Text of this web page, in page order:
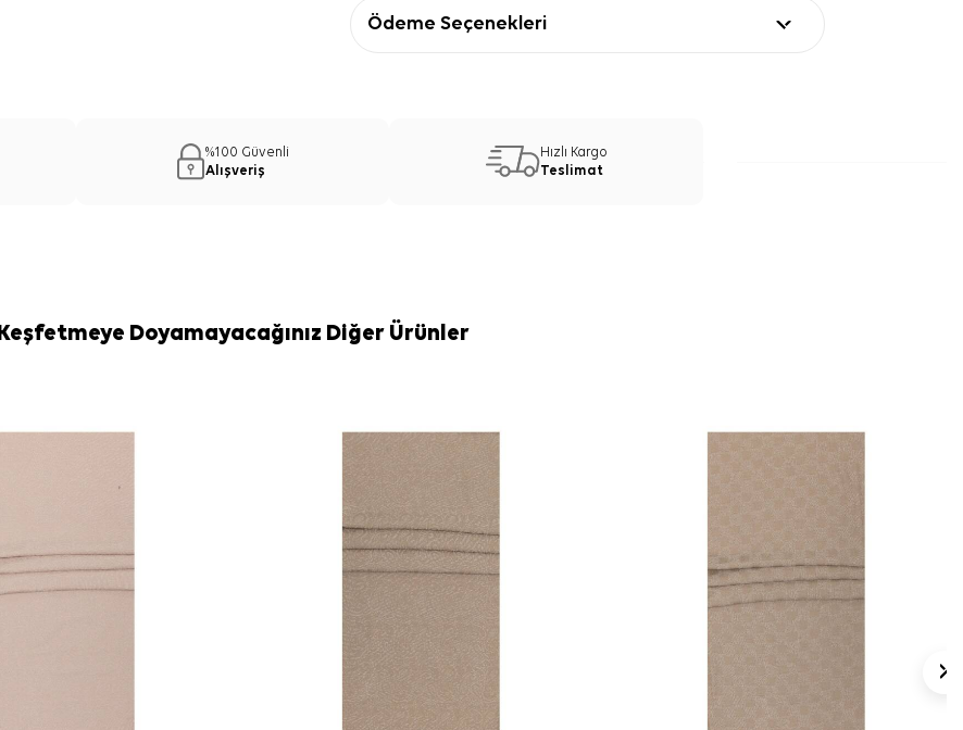
Ödeme Seçenekleri
%100 Güvenli
Alışveriş
Hızlı Kargo
Teslimat
Keşfetmeye Doyamayacağınız Diğer Ürünler